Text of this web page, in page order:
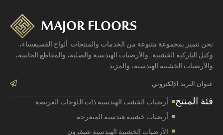
نحن نتميز بمجموعة متنوعة من الخدمات والمنتجات: ألواح الفسيفساء،
وكتل الباركيه الخشبية، والأرضيات الهندسية والصلبة، والمقاطع الجانبية،
والأرضيات الخشبية الهندسية، والمزيد.
فئة المنتج
أرضيات الخشب الهندسية ذات اللوحات العريضة
أرضيات خشبية هندسية المتعرجة
الأرضيات الخشبية الهندسية شيفرون